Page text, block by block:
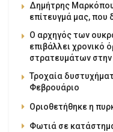
Δημήτρης
επίτευγμά μας, που
Ο αρχηγός των
επιβάλλει χρονικό
στρατευμάτων
Τροχαία
Φεβρουάριο
Οριοθετήθηκε η
Φωτιά σε